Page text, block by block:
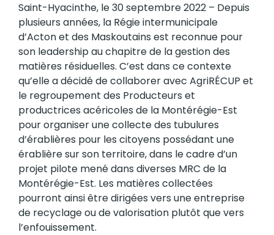
Saint-Hyacinthe, le 30 septembre 2022 – Depuis
plusieurs années, la Régie intermunicipale
d’Acton et des Maskoutains est reconnue pour
son leadership au chapitre de la gestion des
matières résiduelles. C’est dans ce contexte
qu’elle a décidé de collaborer avec AgriRÉCUP et
le regroupement des Producteurs et
productrices acéricoles de la Montérégie-Est
pour organiser une collecte des tubulures
d’érablières pour les citoyens possédant une
érablière sur son territoire, dans le cadre d’un
projet pilote mené dans diverses MRC de la
Montérégie-Est. Les matières collectées
pourront ainsi être dirigées vers une entreprise
de recyclage ou de valorisation plutôt que vers
l’enfouissement.